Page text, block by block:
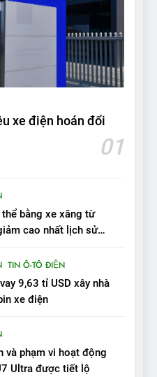
Model 3 của BYD:
trọng hơn nhiều’
XE
06 DM-i PHEV có
tương xứng
XE
VF 7 tấm tắc: “Hơn
xăng”
XE
dùng nhận xét về
VF7: Độ hoàn thiện
VF7 – Mẫu xe cá
xe điện hoán đổi
01
bằng xe xăng từ
cao nhất lịch sử
TIN Ô-TÔ ĐIỆN
9,63 tỉ USD xây nhà
xe điện
và phạm vi hoạt động
Ultra được tiết lộ